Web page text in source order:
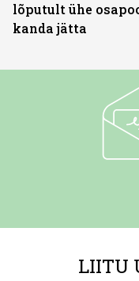
lõputult ühe
kanda jätta
LIITU